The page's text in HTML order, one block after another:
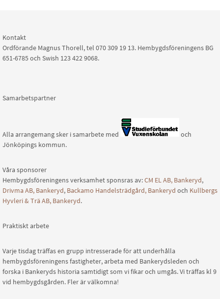
Kontakt
Ordförande Magnus Thorell, tel 070 309 19 13. Hembygdsföreningens BG
651-6785 och Swish 123 422 9068.
Samarbetspartner
Alla arrangemang sker i samarbete med
och
Jönköpings kommun.
Våra sponsorer
Hembygdsföreningens verksamhet sponsras av:CM EL AB, Bankeryd,
Drivma AB, Bankeryd, Backamo Handelsträdgård, Bankeryd och Kullbergs
Hyvleri & Trä AB, Bankeryd.
Praktiskt arbete
Varje tisdag träffas en grupp intresserade för att underhålla
hembygdsföreningens fastigheter, arbeta med Bankerydsleden och
forska i Bankeryds historia samtidigt som vi fikar och umgås. Vi träffas kl 9
vid hembygdsgården. Fler är välkomna!